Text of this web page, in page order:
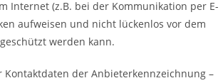
Internet (z.B. bei der Kommunikation per E-
aufweisen und nicht lückenlos vor dem
werden kann.
Kontaktdaten der Anbieterkennzeichnung –